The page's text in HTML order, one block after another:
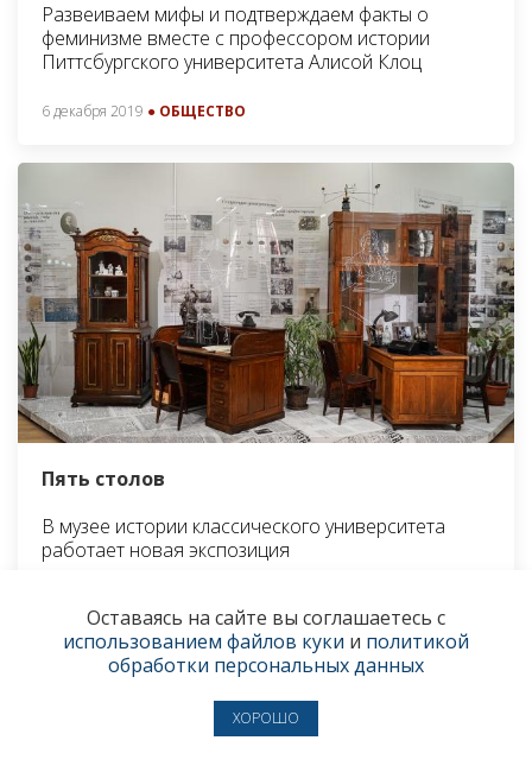
Развеиваем мифы и подтверждаем факты о
феминизме вместе с профессором истории
Питтсбургского университета Алисой Клоц
6 декабря 2019 ● ОБЩЕСТВО
Пять столов
В музее истории классического университета
работает новая экспозиция
Оставаясь на сайте вы соглашаетесь с
использованием файлов куки и политикой
обработки персональных данных
ХОРОШО